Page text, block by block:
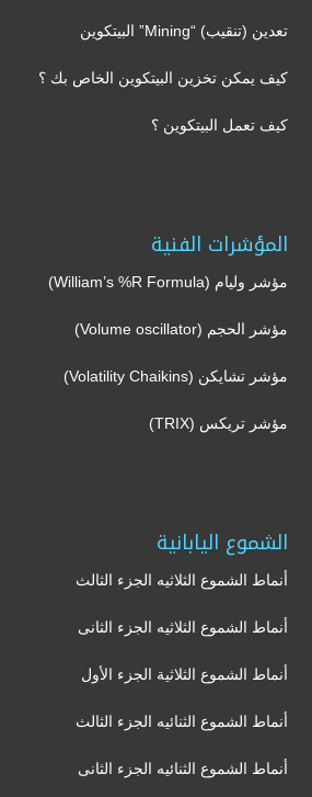
تعدين (تنقيب) “Mining” البيتكوين
كيف يمكن تخزين البيتكوين الخاص بك ؟
كيف تعمل البيتكوين ؟
المؤشرات الفنية
مؤشر وليام (William’s %R Formula)
مؤشر الحجم (Volume oscillator)
مؤشر تشايكن (Volatility Chaikins)
مؤشر تريكس (TRIX)
الشموع اليابانية
أنماط الشموع الثلاثيه الجزء الثالث
أنماط الشموع الثلاثيه الجزء الثانى
أنماط الشموع الثلاثية الجزء الأول
أنماط الشموع الثنائيه الجزء الثالث
أنماط الشموع الثنائيه الجزء الثانى